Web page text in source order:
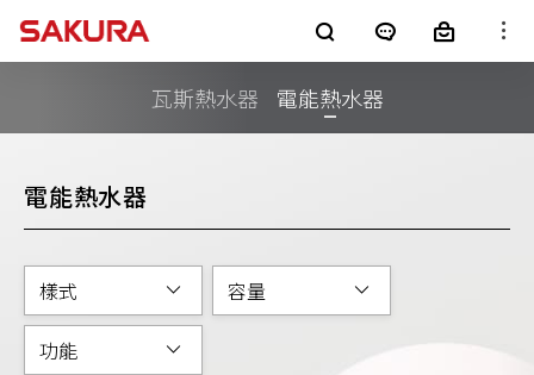
櫻花產品
廚房電器 淨水器
熱水器 電子型錄
整體廚房 全屋裝修
銷售通路
客戶服務
最新消息
消息公告
櫻花集團
瓦斯熱水器 電能熱水器
電能熱水器
樣式 容量
功能